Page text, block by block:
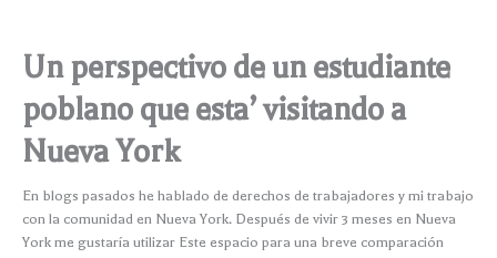
Un perspectivo de un estudiante
poblano que esta’ visitando a
Nueva York
En blogs pasados he hablado de derechos de trabajadores y mi trabajo
con la comunidad en Nueva York. Después de vivir 3 meses en Nueva
York me gustaría utilizar Este espacio para una breve comparación